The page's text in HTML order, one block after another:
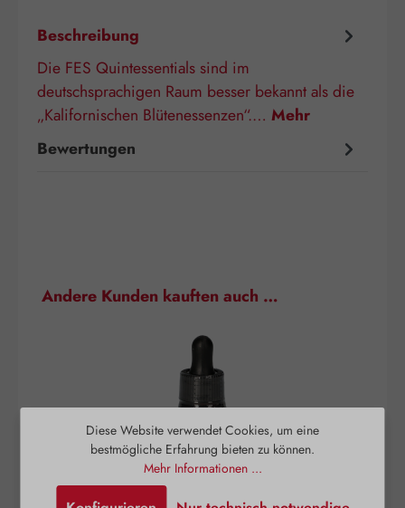
Beschreibung
Die FES Quintessentials sind im
deutschsprachigen Raum besser bekannt als die
„Kalifornischen Blütenessenzen“.… Mehr
Bewertungen
Produktgalerie überspringen
Andere Kunden kauften auch …
Diese Website verwendet Cookies, um eine
bestmögliche Erfahrung bieten zu können.
Mehr Informationen ...